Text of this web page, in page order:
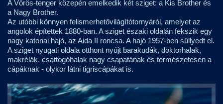
A Vörös-tenger közepén emelkedik két sziget: a Kis Brother és
a Nagy Brother.
Az utóbbi könnyen felismerhetővilágítótornyáról, amelyet az
angolok építettek 1880-ban. A sziget északi oldalán fekszik egy
nagy katonai hajó, az Aida II roncsa. A hajó 1957-ben süllyedt el.
A sziget nyugati oldala otthont nyújt barakudák, doktorhalak,
makrélák, csattogóhalak nagy csapatának és természetesen a
cápáknak - olykor látni tigriscápákat is.